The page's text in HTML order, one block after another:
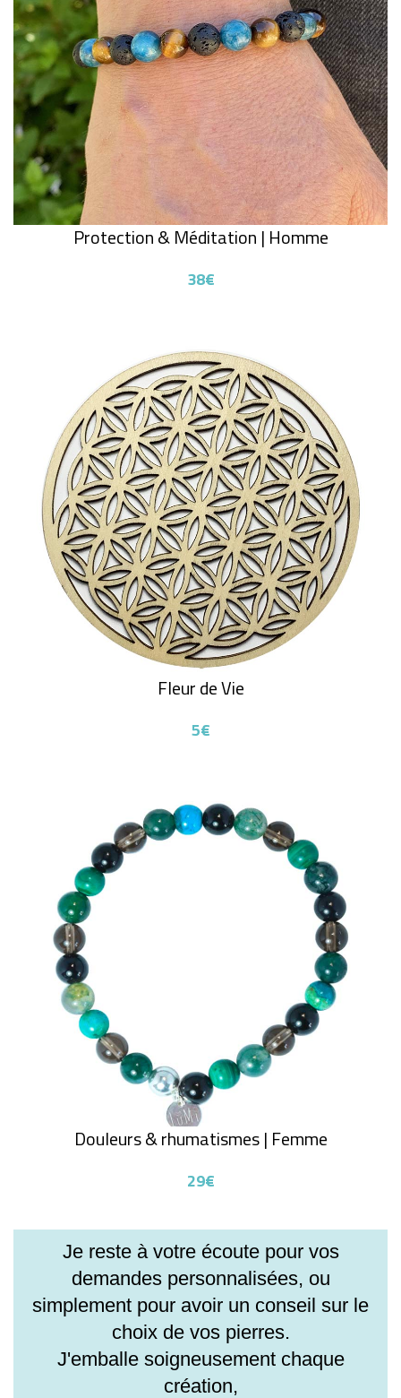
Protection & Méditation | Homme
38€
Fleur de Vie
5€
Douleurs & rhumatismes | Femme
29€
Je reste à votre écoute pour vos
demandes personnalisées, ou
simplement pour avoir un conseil sur le
choix de vos pierres.
J'emballe soigneusement chaque
création,